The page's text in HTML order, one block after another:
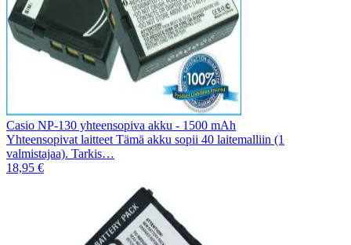
Casio NP-130 yhteensopiva akku - 1500 mAh
Yhteensopivat laitteet Tämä akku sopii 40 laitemalliin (1
valmistajaa). Tarkis…
18,95 €